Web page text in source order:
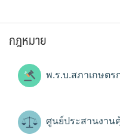
กฎหมาย
พ.ร.บ.สภาเกษตร
ศูนย์ประสานงาน